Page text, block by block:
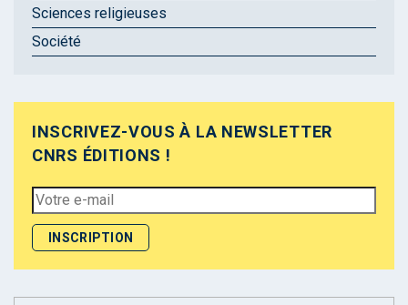
Sciences religieuses
Société
INSCRIVEZ-VOUS À LA NEWSLETTER
CNRS ÉDITIONS !